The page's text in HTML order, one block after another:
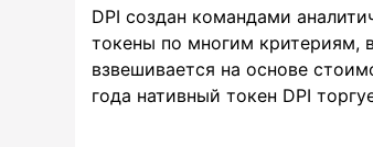
DPI создан командами
токены по многим критериям,
взвешивается на основе
года нативный токен DPI